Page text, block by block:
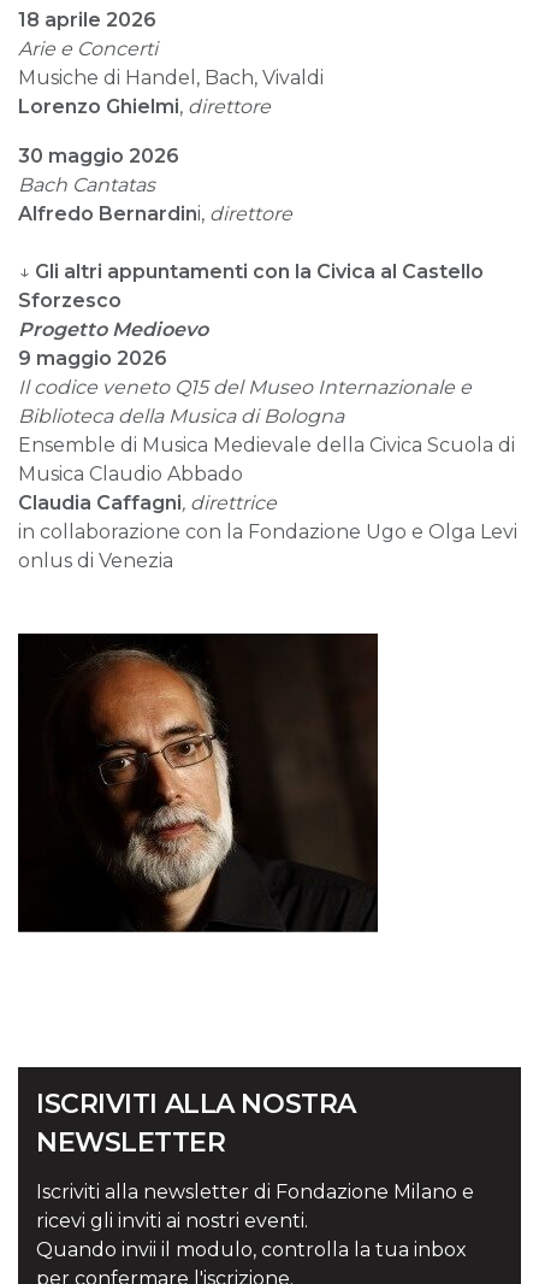
18 aprile 2026
Arie e Concerti
Musiche di Handel, Bach, Vivaldi
Lorenzo Ghielmi, direttore
30 maggio 2026
Bach Cantatas
Alfredo Bernardini, direttore
↓ Gli altri appuntamenti con la Civica al Castello
Sforzesco
Progetto Medioevo
9 maggio 2026
Il codice veneto Q15 del Museo Internazionale e
Biblioteca della Musica di Bologna
Ensemble di Musica Medievale della Civica Scuola di
Musica Claudio Abbado
Claudia Caffagni, direttrice
in collaborazione con la Fondazione Ugo e Olga Levi
onlus di Venezia
ISCRIVITI ALLA NOSTRA
NEWSLETTER
Iscriviti alla newsletter di Fondazione Milano e
ricevi gli inviti ai nostri eventi.
Quando invii il modulo, controlla la tua inbox
per confermare l'iscrizione.